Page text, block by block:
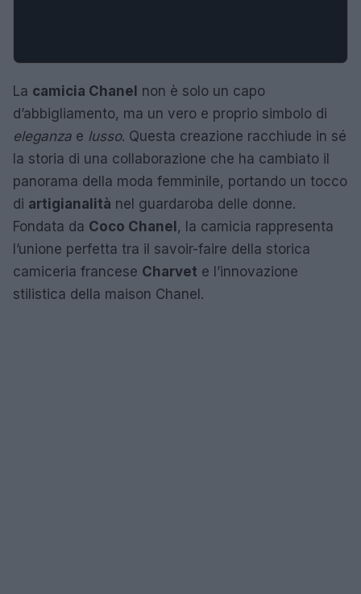
La camicia Chanel non è solo un capo
d’abbigliamento, ma un vero e proprio simbolo di
eleganza e lusso. Questa creazione racchiude in sé
la storia di una collaborazione che ha cambiato il
panorama della moda femminile, portando un tocco
di artigianalità nel guardaroba delle donne.
Fondata da Coco Chanel, la camicia rappresenta
l’unione perfetta tra il savoir-faire della storica
camiceria francese Charvet e l’innovazione
stilistica della maison Chanel.